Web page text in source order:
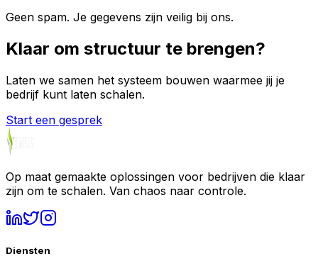
Geen spam. Je gegevens zijn veilig bij ons.
Klaar om structuur te brengen?
Laten we samen het systeem bouwen waarmee jij je
bedrijf kunt laten schalen.
Start een gesprek
Op maat gemaakte oplossingen voor bedrijven die klaar
zijn om te schalen. Van chaos naar controle.
Diensten